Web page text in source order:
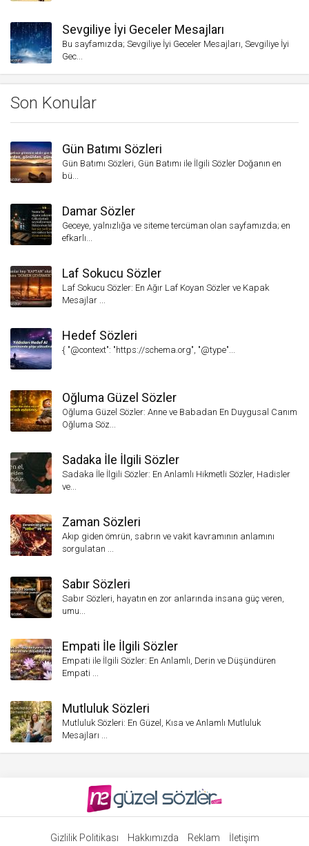
Sevgiliye İyi Geceler Mesajları
Bu sayfamızda; Sevgiliye İyi Geceler Mesajları, Sevgiliye İyi
Gec...
Son Konular
Gün Batımı Sözleri
Gün Batımı Sözleri, Gün Batımı ile İlgili Sözler Doğanın en
bü...
Damar Sözler
Geceye, yalnızlığa ve siteme tercüman olan sayfamızda; en
efkarlı...
Laf Sokucu Sözler
Laf Sokucu Sözler: En Ağır Laf Koyan Sözler ve Kapak
Mesajlar ...
Hedef Sözleri
{ "@context": "https://schema.org", "@type"...
Oğluma Güzel Sözler
Oğluma Güzel Sözler: Anne ve Babadan En Duygusal Canım
Oğluma Söz...
Sadaka İle İlgili Sözler
Sadaka İle İlgili Sözler: En Anlamlı Hikmetli Sözler, Hadisler
ve...
Zaman Sözleri
Akıp giden ömrün, sabrın ve vakit kavramının anlamını
sorgulatan ...
Sabır Sözleri
Sabır Sözleri, hayatın en zor anlarında insana güç veren,
umu...
Empati İle İlgili Sözler
Empati ile İlgili Sözler: En Anlamlı, Derin ve Düşündüren
Empati ...
Mutluluk Sözleri
Mutluluk Sözleri: En Güzel, Kısa ve Anlamlı Mutluluk
Mesajları ...
Gizlilik Politikası Hakkımızda Reklam İletişim